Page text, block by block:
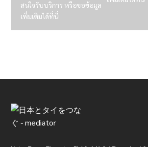
สนใจรับบริการ หรือขอข้อมูล
เพิ่มเติมได้ที่นี่